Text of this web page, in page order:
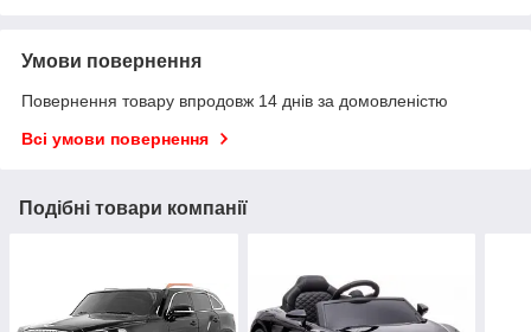
Умови повернення
Повернення товару впродовж 14 днів за домовленістю
Всі умови повернення
Подібні товари компанії